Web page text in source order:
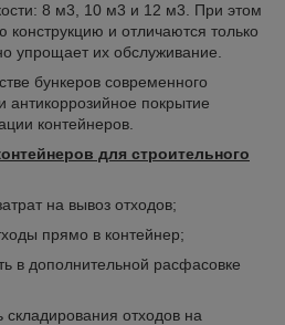
8 м3, 10 м3 и 12 м3. При этом
и отличаются только
упрощает их обслуживание.
бункеров современного
антикоррозийное покрытие
контейнеров.
для строительного
на вывоз отходов;
прямо в контейнер;
в дополнительной расфасовке
складирования отходов на